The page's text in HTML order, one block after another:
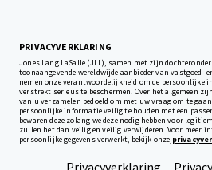
PRIVACYVERKLARING
Jones Lang LaSalle (JLL), samen met zijn
toonaangevende wereldwijde aanbieder van vastgoed-
nemen onze verantwoordelijkheid om de persoonlijke
verstrekt serieus te beschermen. Over het algemeen
van u verzamelen bedoeld om met uw vraag om te
persoonlijke informatie veilig te houden met een
bewaren deze zolang we deze nodig hebben voor
zullen het dan veilig en veilig verwijderen. Voor meer
persoonlijke gegevens verwerkt, bekijk onze
Privacyverklaring